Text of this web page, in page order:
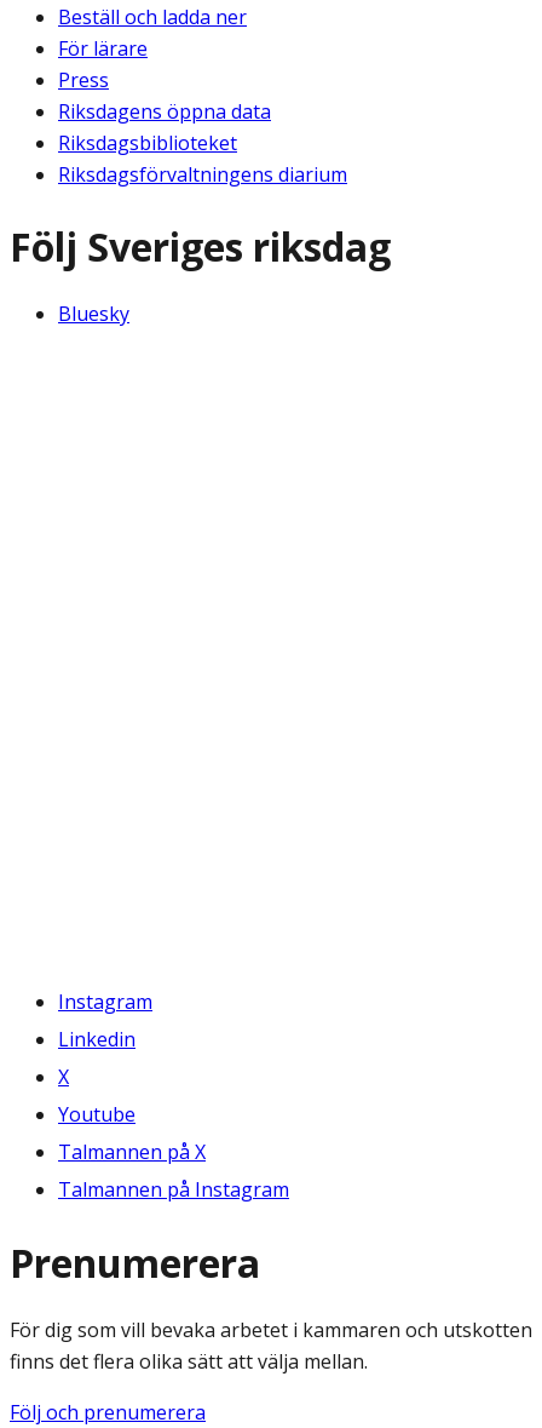
Beställ och ladda ner
För lärare
Press
Riksdagens öppna data
Riksdagsbiblioteket
Riksdagsförvaltningens diarium
Följ Sveriges riksdag
Bluesky
Instagram
Linkedin
X
Youtube
Talmannen på X
Talmannen på Instagram
Prenumerera
För dig som vill bevaka arbetet i kammaren och utskotten
finns det flera olika sätt att välja mellan.
Följ och prenumerera